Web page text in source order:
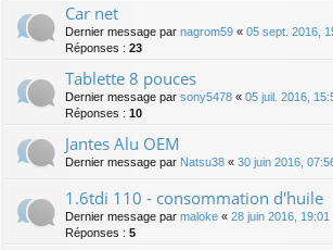
Car net
Dernier message par nagrom59 « 05 sept. 2016,
Réponses : 23
Tablette 8 pouces
Dernier message par sony5478 « 05 juil. 2016,
Réponses : 10
Jantes Alu OEM
Dernier message par Natsu38 « 30 juin 2016,
1.6tdi 110 - consommation d'huile
Dernier message par maloke « 28 juin 2016, 19:01
Réponses : 5